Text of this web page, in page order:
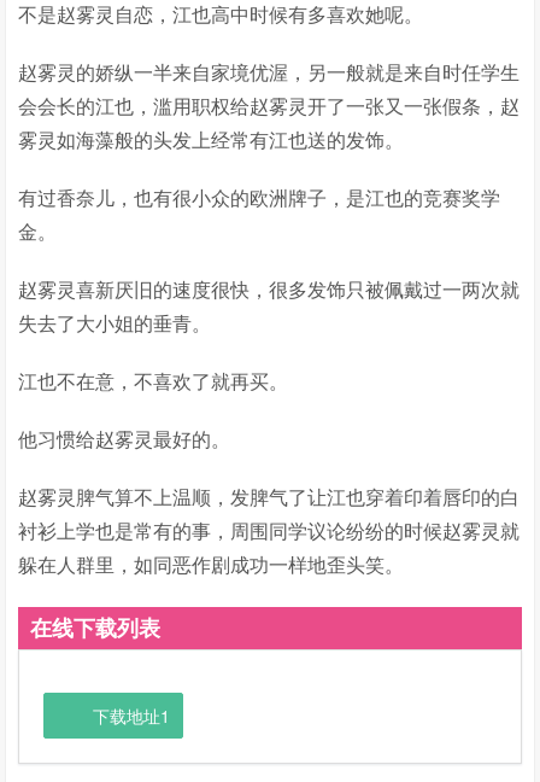
不是赵雾灵自恋，江也高中时候有多喜欢她呢。
赵雾灵的娇纵一半来自家境优渥，另一般就是来自时任学生
会会长的江也，滥用职权给赵雾灵开了一张又一张假条，赵
雾灵如海藻般的头发上经常有江也送的发饰。
有过香奈儿，也有很小众的欧洲牌子，是江也的竞赛奖学
金。
赵雾灵喜新厌旧的速度很快，很多发饰只被佩戴过一两次就
失去了大小姐的垂青。
江也不在意，不喜欢了就再买。
他习惯给赵雾灵最好的。
赵雾灵脾气算不上温顺，发脾气了让江也穿着印着唇印的白
衬衫上学也是常有的事，周围同学议论纷纷的时候赵雾灵就
躲在人群里，如同恶作剧成功一样地歪头笑。
在线下载列表
下载地址1